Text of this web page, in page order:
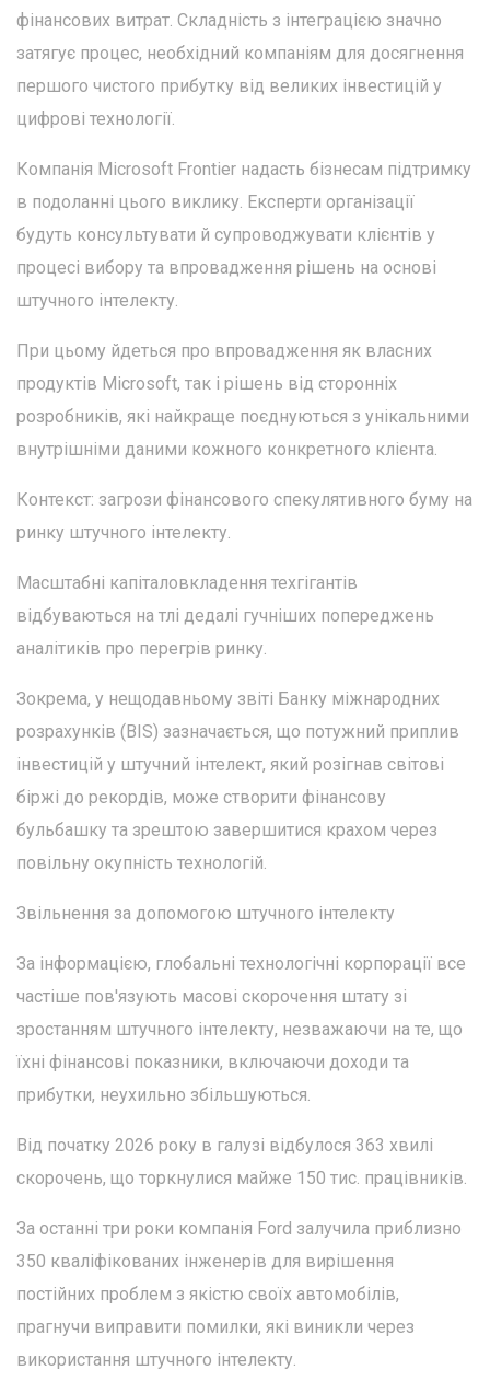
фінансових витрат. Складність з інтеграцією значно
затягує процес, необхідний компаніям для досягнення
першого чистого прибутку від великих інвестицій у
цифрові технології.
Компанія Microsoft Frontier надасть бізнесам підтримку
в подоланні цього виклику. Експерти організації
будуть консультувати й супроводжувати клієнтів у
процесі вибору та впровадження рішень на основі
штучного інтелекту.
При цьому йдеться про впровадження як власних
продуктів Microsoft, так і рішень від сторонніх
розробників, які найкраще поєднуються з унікальними
внутрішніми даними кожного конкретного клієнта.
Контекст: загрози фінансового спекулятивного буму на
ринку штучного інтелекту.
Масштабні капіталовкладення техгігантів
відбуваються на тлі дедалі гучніших попереджень
аналітиків про перегрів ринку.
Зокрема, у нещодавньому звіті Банку міжнародних
розрахунків (BIS) зазначається, що потужний приплив
інвестицій у штучний інтелект, який розігнав світові
біржі до рекордів, може створити фінансову
бульбашку та зрештою завершитися крахом через
повільну окупність технологій.
Звільнення за допомогою штучного інтелекту
За інформацією, глобальні технологічні корпорації все
частіше пов'язують масові скорочення штату зі
зростанням штучного інтелекту, незважаючи на те, що
їхні фінансові показники, включаючи доходи та
прибутки, неухильно збільшуються.
Від початку 2026 року в галузі відбулося 363 хвилі
скорочень, що торкнулися майже 150 тис. працівників.
За останні три роки компанія Ford залучила приблизно
350 кваліфікованих інженерів для вирішення
постійних проблем з якістю своїх автомобілів,
прагнучи виправити помилки, які виникли через
використання штучного інтелекту.